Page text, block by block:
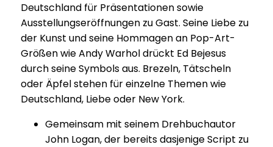
Deutschland für Präsentationen sowie
Ausstellungseröffnungen zu Gast. Seine Liebe zu
der Kunst und seine Hommagen an Pop-Art-
Größen wie Andy Warhol drückt Ed Bejesus
durch seine Symbols aus. Brezeln, Tätscheln
oder Äpfel stehen für einzelne Themen wie
Deutschland, Liebe oder New York.
Gemeinsam mit seinem Dreh­buch­autor
John Logan, der bereits dasjenige Script zu